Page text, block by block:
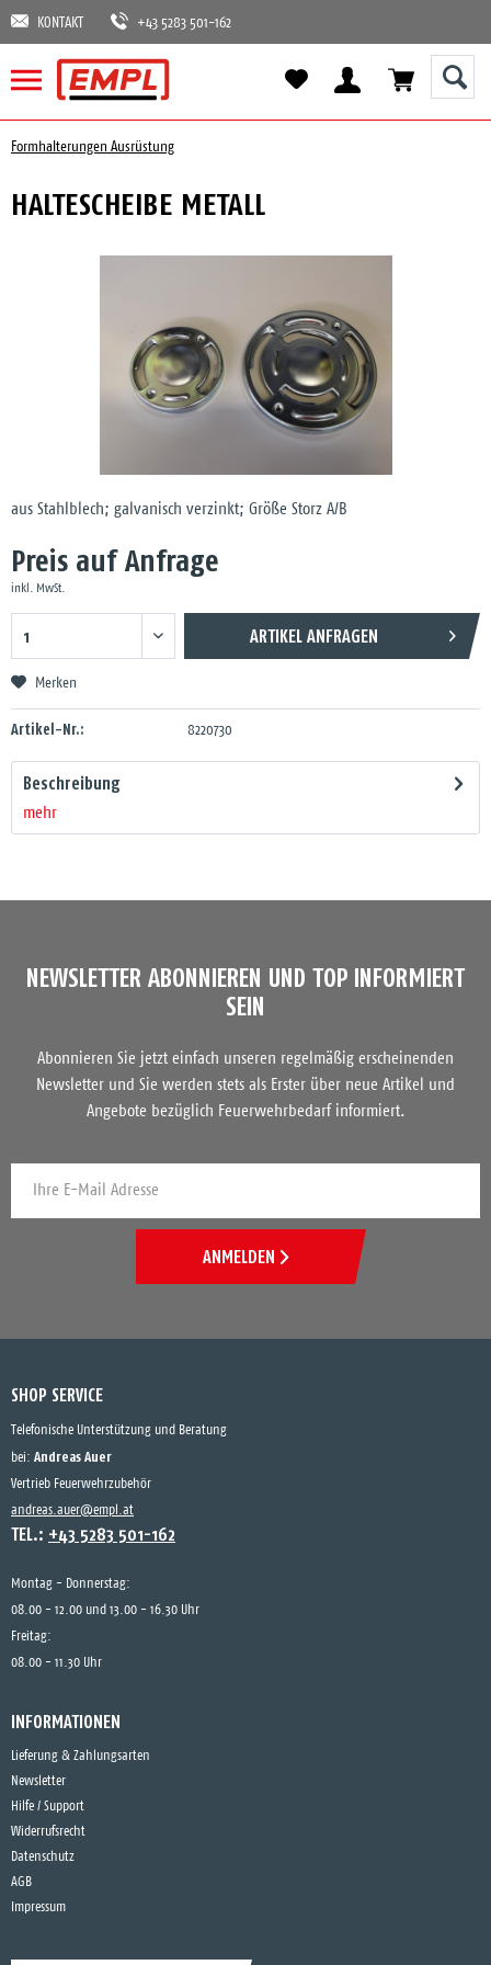
KONTAKT +43 5283 501-162
Formhalterungen Ausrüstung
HALTESCHEIBE METALL
aus Stahlblech; galvanisch verzinkt; Größe Storz A/B
Preis auf Anfrage
inkl. MwSt.
ARTIKEL ANFRAGEN
Merken
Artikel-Nr.: 8220730
Beschreibung
mehr
NEWSLETTER ABONNIEREN UND TOP INFORMIERT
SEIN
Abonnieren Sie jetzt einfach unseren regelmäßig erscheinenden
Newsletter und Sie werden stets als Erster über neue Artikel und
Angebote bezüglich Feuerwehrbedarf informiert.
ANMELDEN
SHOP SERVICE
Telefonische Unterstützung und Beratung
bei: Andreas Auer
Vertrieb Feuerwehrzubehör
andreas.auer@empl.at
TEL.: +43 5283 501-162
Montag - Donnerstag:
08.00 - 12.00 und 13.00 - 16.30 Uhr
Freitag:
08.00 - 11.30 Uhr
INFORMATIONEN
Lieferung & Zahlungsarten
Newsletter
Hilfe / Support
Widerrufsrecht
Datenschutz
AGB
Impressum